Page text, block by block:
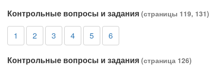
Контрольные вопросы и задания (страницы 119, 131)
1 2 3 4 5 6
Контрольные вопросы и задания (страница 126)